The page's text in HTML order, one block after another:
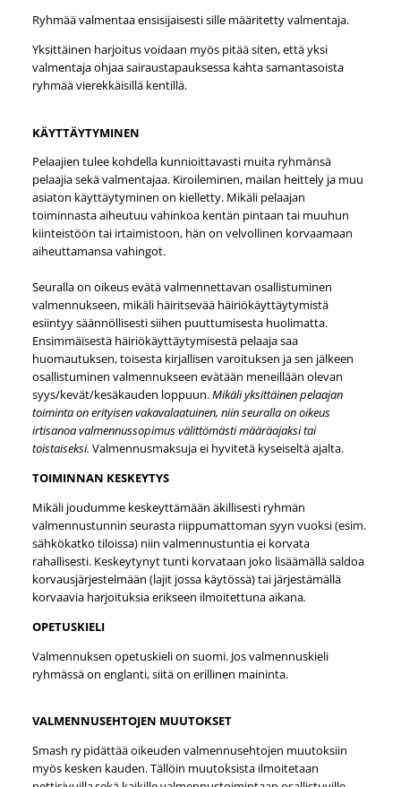
Ryhmää valmentaa ensisijaisesti sille määritetty valmentaja.
Yksittäinen harjoitus voidaan myös pitää siten, että yksi
valmentaja ohjaa sairaustapauksessa kahta samantasoista
ryhmää vierekkäisillä kentillä.
KÄYTTÄYTYMINEN
Pelaajien tulee kohdella kunnioittavasti muita ryhmänsä
pelaajia sekä valmentajaa. Kiroileminen, mailan heittely ja muu
asiaton käyttäytyminen on kielletty. Mikäli pelaajan
toiminnasta aiheutuu vahinkoa kentän pintaan tai muuhun
kiinteistöön tai irtaimistoon, hän on velvollinen korvaamaan
aiheuttamansa vahingot.
Seuralla on oikeus evätä valmennettavan osallistuminen
valmennukseen, mikäli häiritsevää häiriökäyttäytymistä
esiintyy säännöllisesti siihen puuttumisesta huolimatta.
Ensimmäisestä häiriökäyttäytymisestä pelaaja saa
huomautuksen, toisesta kirjallisen varoituksen ja sen jälkeen
osallistuminen valmennukseen evätään meneillään olevan
syys/kevät/kesäkauden loppuun.Mikäli yksittäinen pelaajan
toiminta on erityisen vakavalaatuinen, niin seuralla on oikeus
irtisanoa valmennussopimus välittömästi määräajaksi tai
toistaiseksi. Valmennusmaksuja ei hyvitetä kyseiseltä ajalta.
TOIMINNAN KESKEYTYS
Mikäli joudumme keskeyttämään äkillisesti ryhmän
valmennustunnin seurasta riippumattoman syyn vuoksi (esim.
sähkökatko tiloissa) niin valmennustuntia ei korvata
rahallisesti. Keskeytynyt tunti korvataan joko lisäämällä saldoa
korvausjärjestelmään (lajit jossa käytössä) tai järjestämällä
korvaavia harjoituksia erikseen ilmoitettuna aikana.
OPETUSKIELI
Valmennuksen opetuskieli on suomi. Jos valmennuskieli
ryhmässä on englanti, siitä on erillinen maininta.
VALMENNUSEHTOJEN MUUTOKSET
Smash ry pidättää oikeuden valmennusehtojen muutoksiin
myös kesken kauden. Tällöin muutoksista ilmoitetaan